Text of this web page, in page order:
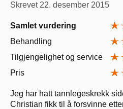
Skrevet 22. desember 2015
Samlet vurdering
Behandling
Tilgjengelighet og service
Pris
Jeg har hatt tannlegeskrekk
Christian fikk til å forsvinne